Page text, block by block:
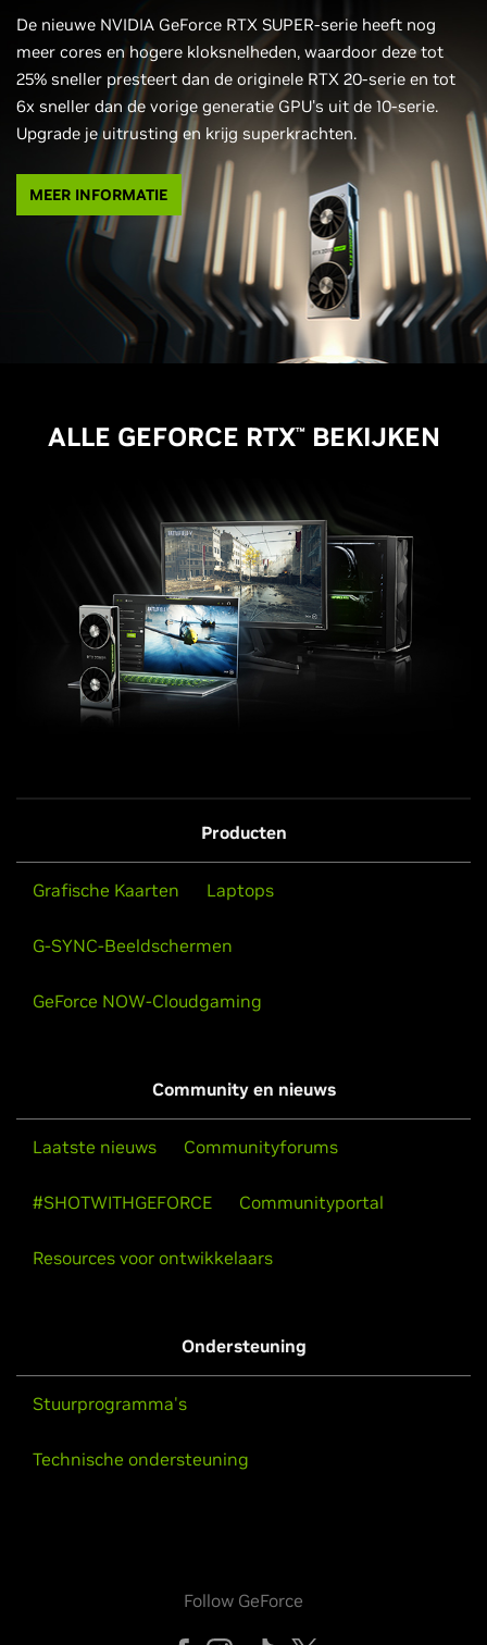
De nieuwe NVIDIA GeForce RTX SUPER-serie heeft nog
meer cores en hogere kloksnelheden, waardoor deze tot
25% sneller presteert dan de originele RTX 20-serie en tot
6x sneller dan de vorige generatie GPU's uit de 10-serie.
Upgrade je uitrusting en krijg superkrachten.
MEER INFORMATIE
ALLE GEFORCE RTX™BEKIJKEN
Producten
Grafische Kaarten Laptops
G-SYNC-Beeldschermen
GeForce NOW-Cloudgaming
Community en nieuws
Laatste nieuws Communityforums
#SHOTWITHGEFORCE Communityportal
Resources voor ontwikkelaars
Ondersteuning
Stuurprogramma's
Technische ondersteuning
Follow GeForce